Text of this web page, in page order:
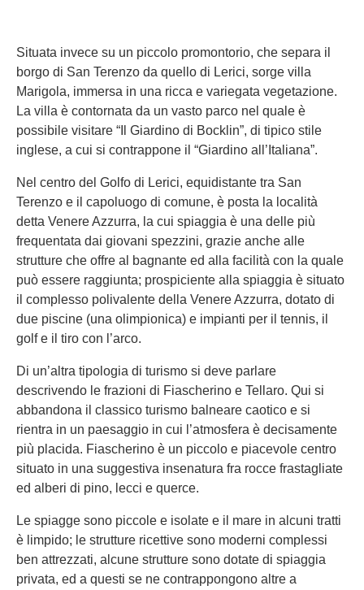
Situata invece su un piccolo promontorio, che separa il
borgo di San Terenzo da quello di Lerici, sorge villa
Marigola, immersa in una ricca e variegata vegetazione.
La villa è contornata da un vasto parco nel quale è
possibile visitare “Il Giardino di Bocklin”, di tipico stile
inglese, a cui si contrappone il “Giardino all’Italiana”.
Nel centro del Golfo di Lerici, equidistante tra San
Terenzo e il capoluogo di comune, è posta la località
detta Venere Azzurra, la cui spiaggia è una delle più
frequentata dai giovani spezzini, grazie anche alle
strutture che offre al bagnante ed alla facilità con la quale
può essere raggiunta; prospiciente alla spiaggia è situato
il complesso polivalente della Venere Azzurra, dotato di
due piscine (una olimpionica) e impianti per il tennis, il
golf e il tiro con l’arco.
Di un’altra tipologia di turismo si deve parlare
descrivendo le frazioni di Fiascherino e Tellaro. Qui si
abbandona il classico turismo balneare caotico e si
rientra in un paesaggio in cui l’atmosfera è decisamente
più placida. Fiascherino è un piccolo e piacevole centro
situato in una suggestiva insenatura fra rocce frastagliate
ed alberi di pino, lecci e querce.
Le spiagge sono piccole e isolate e il mare in alcuni tratti
è limpido; le strutture ricettive sono moderni complessi
ben attrezzati, alcune strutture sono dotate di spiaggia
privata, ed a questi se ne contrappongono altre a